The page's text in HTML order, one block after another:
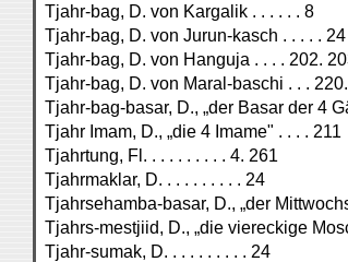
Tjahr-bag, D. von Kargalik . . . . . . 8
Tjahr-bag, D. von Jurun-kasch . . . . . 24
Tjahr-bag, D. von Hanguja . . . . 202.
Tjahr-bag, D. von Maral-baschi . . .
Tjahr-bag-basar, D., „der Basar der 4
Tjahr Imam, D., „die 4 Imame" . . . . 211
Tjahrtung, Fl. . . . . . . . . . 4. 261
Tjahrmaklar, D. . . . . . . . . . 24
Tjahrsehamba-basar, D., „der
Tjahrs-mestjiid, D., „die viereckige
Tjahr-sumak, D. . . . . . . . . . 24